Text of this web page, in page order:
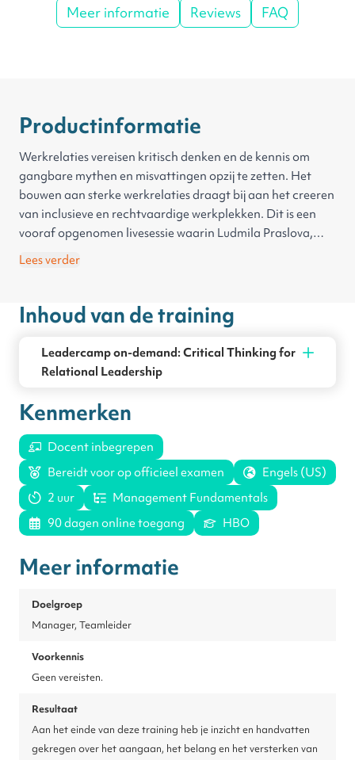
Meer informatie
Reviews FAQ
Productinformatie
Werkrelaties vereisen kritisch denken en de kennis om
gangbare mythen en misvattingen opzij te zetten. Het
bouwen aan sterke werkrelaties draagt bij aan het creeren
van inclusieve en rechtvaardige werkplekken. Dit is een
vooraf opgenomen livesessie waarin Ludmila Praslova,
Professor aan de Vanguard University, vertelt hoe je deze
Lees verder
Inhoud van de training
Leadercamp on-demand: Critical Thinking for
Relational Leadership
Kenmerken
Docent inbegrepen
Bereidt voor op officieel examen
Engels (US)
2 uur
Management Fundamentals
90 dagen online toegang
HBO
Meer informatie
Doelgroep
Manager, Teamleider
Voorkennis
Geen vereisten.
Resultaat
Aan het einde van deze training heb je inzicht en handvatten
gekregen over het aangaan, het belang en het versterken van